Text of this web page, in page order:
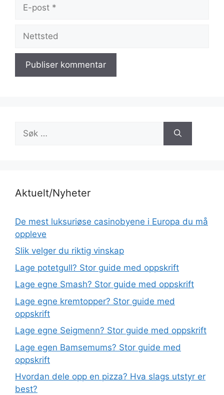
post
etter:
Aktuelt/Nyheter
De mest luksuriøse casinobyene i Europa du må
oppleve
Slik velger du riktig vinskap
Lage potetgull? Stor guide med oppskrift
Lage egne Smash? Stor guide med oppskrift
Lage egne kremtopper? Stor guide med
oppskrift
Lage egne Seigmenn? Stor guide med oppskrift
Lage egen Bamsemums? Stor guide med
oppskrift
Hvordan dele opp en pizza? Hva slags utstyr er
best?